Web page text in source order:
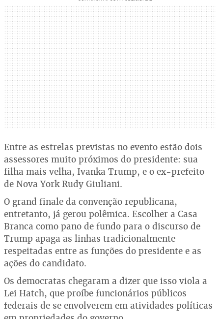
Entre as estrelas previstas no evento estão dois
assessores muito próximos do presidente: sua
filha mais velha, Ivanka Trump, e o ex-prefeito
de Nova York Rudy Giuliani.
O grand finale da convenção republicana,
entretanto, já gerou polêmica. Escolher a Casa
Branca como pano de fundo para o discurso de
Trump apaga as linhas tradicionalmente
respeitadas entre as funções do presidente e as
ações do candidato.
Os democratas chegaram a dizer que isso viola a
Lei Hatch, que proíbe funcionários públicos
federais de se envolverem em atividades políticas